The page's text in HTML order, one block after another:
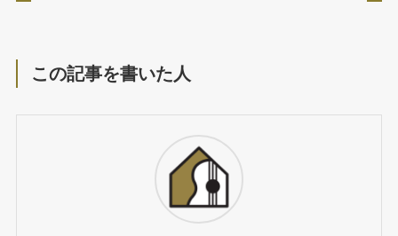
この記事を書いた人